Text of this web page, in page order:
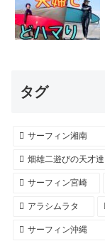
タグ
サーフィン湘南
畑雄二遊びの天才達
サーフィン宮崎
アラシムラタ
サーフィン沖縄